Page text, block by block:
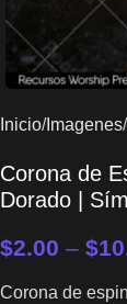
Inicio Imagenes
Corona de
Dorado |
$2.00 – $
Corona de